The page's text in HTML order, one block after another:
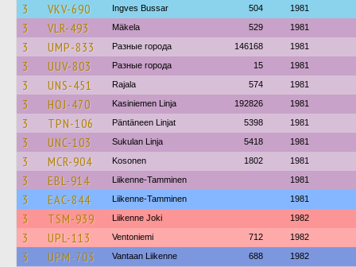
3 VKV-690 Ingves Bussar 504 1981
3 VLR-493 Mäkela 529 1981
3 UMP-833 Разные города 146168 1981
3 UUV-803 Разные города 15 1981
3 UNS-451 Rajala 574 1981
3 HOJ-470 Kasiniemen Linja 192826 1981
3 TPN-106 Päntäneen Linjat 5398 1981
3 UNC-103 Sukulan Linja 5418 1981
3 MCR-904 Kosonen 1802 1981
3 EBL-914 Liikenne-Tamminen 1981
3 EAC-844 Liikenne-Tamminen 1981
3 TSM-939 Liikenne Joki 1982
3 UPL-113 Ventoniemi 712 1982
3 UPM-703 Vantaan Liikenne 688 1982